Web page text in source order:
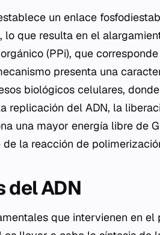
un enlace
que resulta en el
(PPi), que
presenta una
biológicos celulares,
replicación del ADN, la
una mayor energía libre de
la reacción de
del ADN
que intervienen en el